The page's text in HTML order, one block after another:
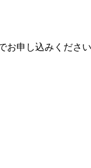
申し込みください